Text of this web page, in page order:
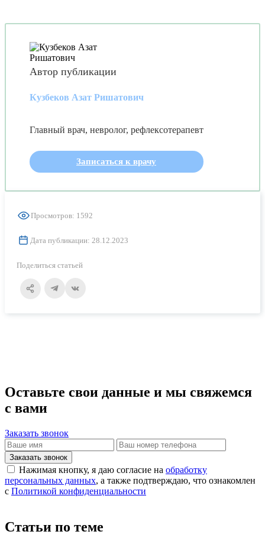
Автор публикации
Кузбеков Азат Ришатович
Главный врач, невролог, рефлексотерапевт
Записаться к врачу
Просмотров: 1592
Дата публикации: 28.12.2023
Поделиться статьей
Оставьте свои данные и мы свяжемся
с вами
Заказать звонок
Заказать звонок
Нажимая кнопку, я даю согласие на обработку
персональных данных, а также подтверждаю, что ознакомлен
с Политикой конфиденциальности
Статьи по теме